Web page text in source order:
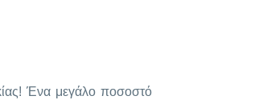
Ένα μεγάλο ποσοστό